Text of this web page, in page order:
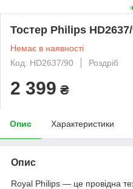
Тостер Philips
Немає в наявності
Код: HD2637/90
Роздріб
2 399 ₴
Опис Характеристики
Опис
Royal Philips — це провідна